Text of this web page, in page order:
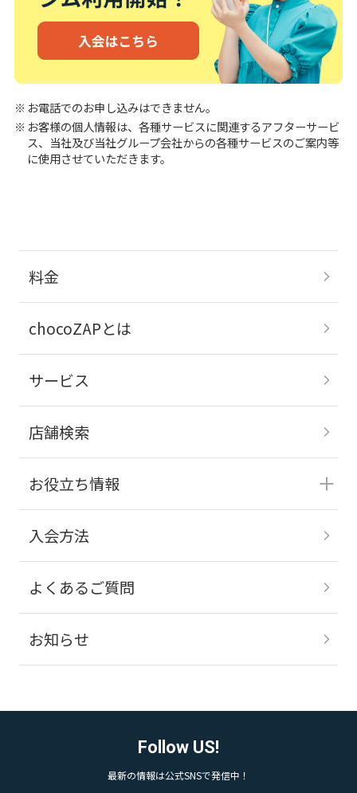
お電話でのお申し込みはできません。
お客様の個人情報は、各種サービスに関連するアフターサービ
ス、当社及び当社グループ会社からの各種サービスのご案内等
に使用させていただきます。
料金
chocoZAPとは
サービス
店舗検索
お役立ち情報
入会方法
よくあるご質問
お知らせ
Follow US!
最新の情報は公式SNSで発信中！